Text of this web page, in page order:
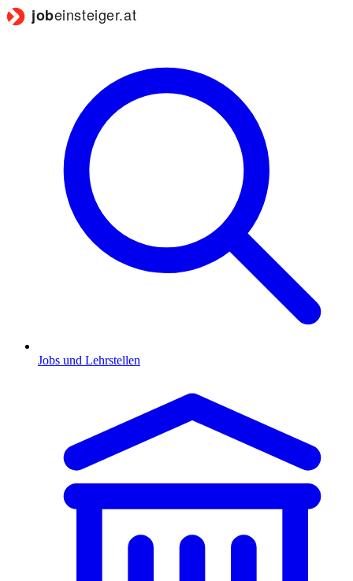
Jobs und Lehrstellen